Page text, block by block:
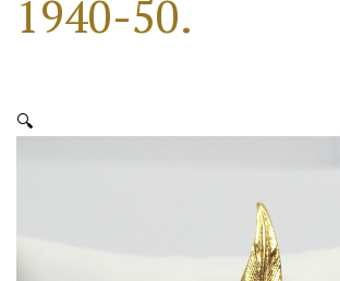
1940-50.
🔍